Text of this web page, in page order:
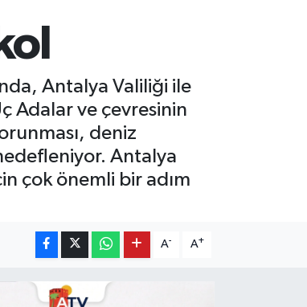
Antalya Valiliği ile
Adalar ve çevresinin
deniz
Antalya
çok önemli bir adım
A- A+